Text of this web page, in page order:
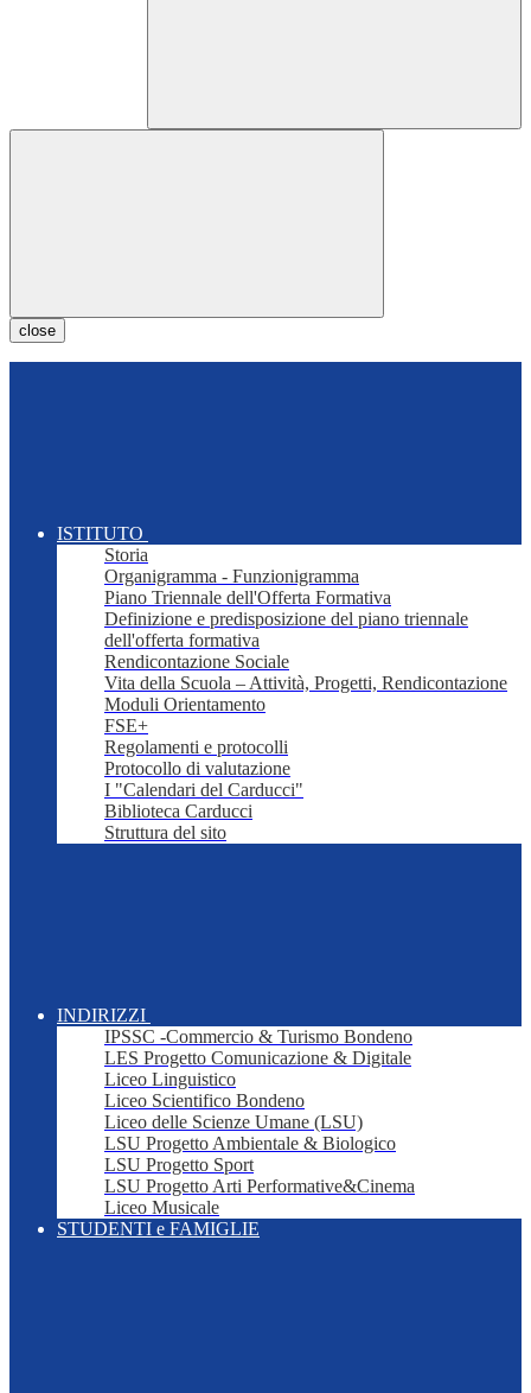
close
ISTITUTO
Storia
Organigramma - Funzionigramma
Piano Triennale dell'Offerta Formativa
Definizione e predisposizione del piano triennale
dell'offerta formativa
Rendicontazione Sociale
Vita della Scuola – Attività, Progetti, Rendicontazione
Moduli Orientamento
FSE+
Regolamenti e protocolli
Protocollo di valutazione
I "Calendari del Carducci"
Biblioteca Carducci
Struttura del sito
INDIRIZZI
IPSSC -Commercio & Turismo Bondeno
LES Progetto Comunicazione & Digitale
Liceo Linguistico
Liceo Scientifico Bondeno
Liceo delle Scienze Umane (LSU)
LSU Progetto Ambientale & Biologico
LSU Progetto Sport
LSU Progetto Arti Performative&Cinema
Liceo Musicale
STUDENTI e FAMIGLIE